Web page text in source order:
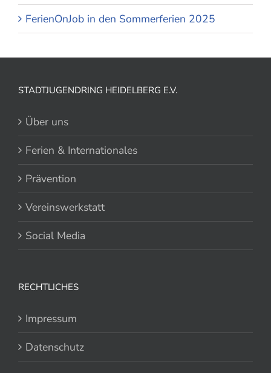
FerienOnJob in den Sommerferien 2025
STADTJUGENDRING HEIDELBERG E.V.
Über uns
Ferien & Internationales
Prävention
Vereinswerkstatt
Social Media
RECHTLICHES
Impressum
Datenschutz